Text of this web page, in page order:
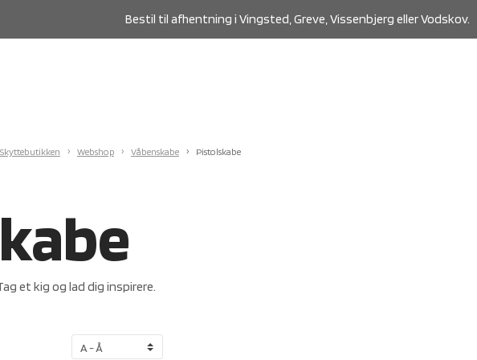
Bestil til afhentning i Vingsted, Greve, Vissenbjerg eller Vodskov.
Skyttebutikken Webshop Våbenskabe Pistolskabe
et kig og lad dig inspirere.